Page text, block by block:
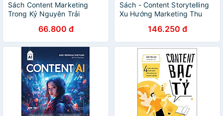
Sách Content Marketing
Trong Kỷ Nguyên Trải
66.800 đ
Sách - Content Storytelling
Xu Hướng Marketing Thu
146.250 đ